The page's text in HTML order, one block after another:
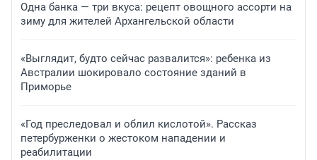
Одна банка — три вкуса: рецепт овощного ассорти на
зиму для жителей Архангельской области
«Выглядит, будто сейчас развалится»: ребенка из
Австралии шокировало состояние зданий в
Приморье
«Год преследовал и облил кислотой». Рассказ
петербурженки о жестоком нападении и
реабилитации